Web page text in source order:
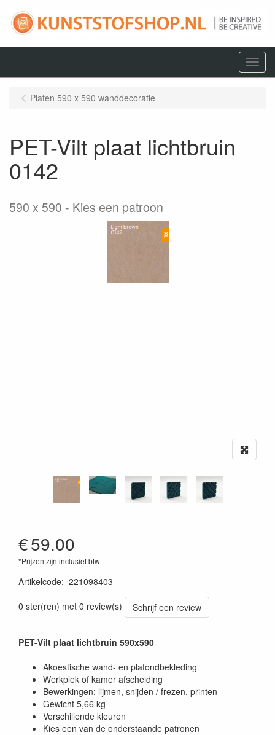
Menu
Platen 590 x 590 wanddecoratie
PET-Vilt plaat lichtbruin
0142
590 x 590 Kies een patroon
€59.00
*Prijzen zijn inclusief btw
Artikelcode: 221098403
0 ster(ren) met 0 review(s)
Schrijf een review
PET-Vilt plaat lichtbruin 590x590
Akoestische wand- en plafondbekleding
Werkplek of kamer afscheiding
Bewerkingen: lijmen, snijden / frezen, printen
Gewicht 5,66 kg
Verschillende kleuren
Kies een van de onderstaande patronen